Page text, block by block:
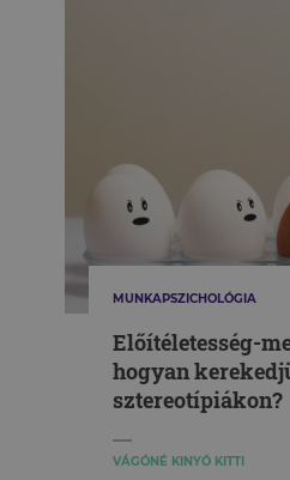
MUNKAPSZICHOLÓGIA
Előítéletesség-
hogyan
sztereotípiákon?
VÁGÓNÉ KINYÓ KITTI